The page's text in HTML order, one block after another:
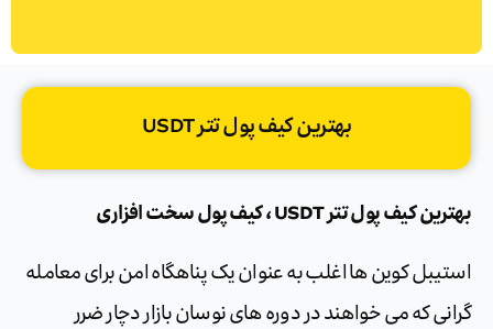
بهترین کیف پول تتر USDT
بهترین کیف پول تتر USDT ، کیف پول سخت افزاری
استیبل کوین ها اغلب به عنوان یک پناهگاه امن برای معامله
گرانی که می خواهند در دوره های نوسان بازار دچار ضرر